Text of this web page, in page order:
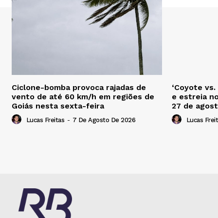
Ciclone-bomba provoca rajadas de
vento de até 60 km/h em regiões de
Goiás nesta sexta-feira
Lucas Freitas - 7 De Agosto De 2026
‘Coyote
e estreia
27 de
Lucas